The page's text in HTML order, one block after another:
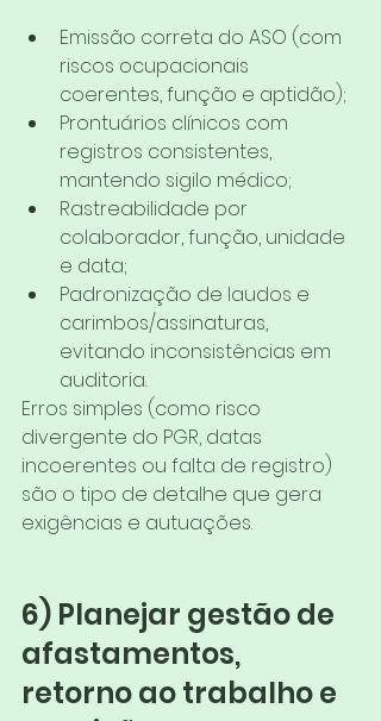
Emissão correta do ASO (com
riscos ocupacionais
coerentes, função e aptidão);
Prontuários clínicos com
registros consistentes,
mantendo sigilo médico;
Rastreabilidade por
colaborador, função, unidade
e data;
Padronização de laudos e
carimbos/assinaturas,
evitando inconsistências em
auditoria.
Erros simples (como risco
divergente do PGR, datas
incoerentes ou falta de registro)
são o tipo de detalhe que gera
exigências e autuações.
6) Planejar gestão de
afastamentos,
retorno ao trabalho e